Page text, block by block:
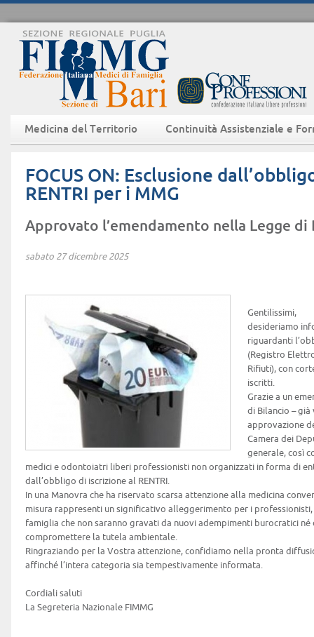
Medicina del Territorio Continuità Assistenziale e
FOCUS ON: Esclusione
RENTRI per i MMG
Approvato l’emendamento nella Legge di
sabato 27 dicembre 2025
Gentilissimi,
desideriamo
riguardanti
(Registro
Rifiuti), con
iscritti.
Grazie a un
di Bilancio –
approvazione
Camera dei
generale, così
medici e odontoiatri liberi professionisti non organizzati in forma di
dall’obbligo di iscrizione al RENTRI.
In una Manovra che ha riservato scarsa attenzione alla medicina
misura rappresenti un significativo alleggerimento per i
famiglia che non saranno gravati da nuovi adempimenti burocratici
compromettere la tutela ambientale.
Ringraziando per la Vostra attenzione, confidiamo nella pronta
affinché l’intera categoria sia tempestivamente informata.
Cordiali saluti
La Segreteria Nazionale FIMMG